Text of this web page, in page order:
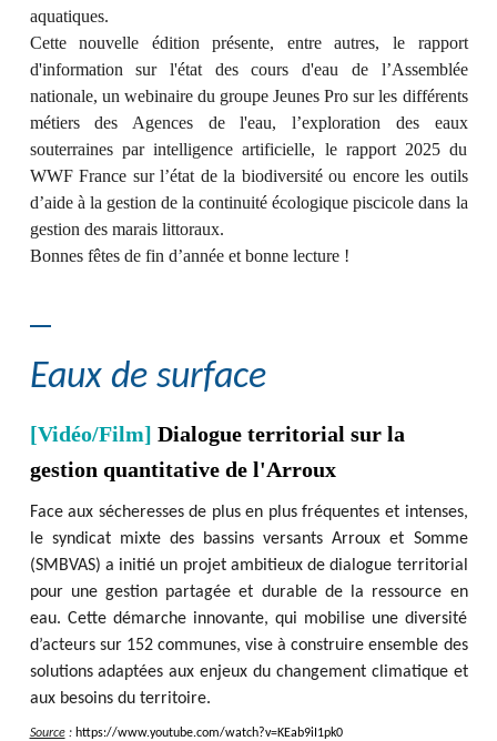
aquatiques.
Cette nouvelle édition présente, entre autres, le rapport
d'information sur l'état des cours d'eau de l’Assemblée
nationale, un webinaire du groupe Jeunes Pro sur les différents
métiers des Agences de l'eau, l’exploration des eaux
souterraines par intelligence artificielle, le rapport 2025 du
WWF France sur l’état de la biodiversité ou encore les outils
d’aide à la gestion de la continuité écologique piscicole dans la
gestion des marais littoraux.
Bonnes fêtes de fin d’année et bonne lecture !
Eaux de surface
[Vidéo/Film] Dialogue territorial sur la
gestion quantitative de l'Arroux
Face aux sécheresses de plus en plus fréquentes et intenses,
le syndicat mixte des bassins versants Arroux et Somme
(SMBVAS) a initié un projet ambitieux de dialogue territorial
pour une gestion partagée et durable de la ressource en
eau. Cette démarche innovante, qui mobilise une diversité
d’acteurs sur 152 communes, vise à construire ensemble des
solutions adaptées aux enjeux du changement climatique et
aux besoins du territoire.
Source: https://www.youtube.com/watch?v=KEab9iI1pk0